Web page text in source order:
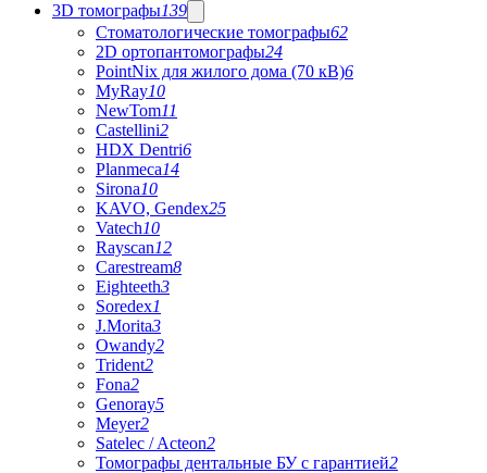
3D томографы139
Стоматологические томографы62
2D ортопантомографы24
PointNix для жилого дома (70 кВ)6
MyRay10
NewTom11
Castellini2
HDX Dentri6
Planmeca14
Sirona10
KAVO, Gendex25
Vatech10
Rayscan12
Carestream8
Eighteeth3
Soredex1
J.Morita3
Owandy2
Trident2
Fona2
Genoray5
Meyer2
Satelec / Acteon2
Томографы дентальные БУ с гарантией2